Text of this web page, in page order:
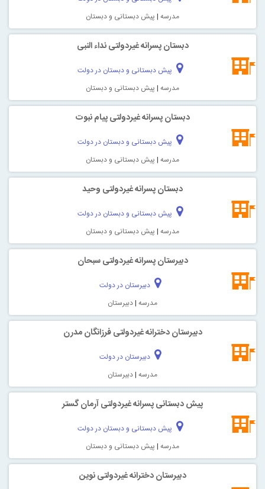
مدرسه | پیش دبستانی و دبستان
دبستان پسرانه غیردولتی نداء النبی
پیش دبستانی و دبستان در دولت
مدرسه | پیش دبستانی و دبستان
دبستان پسرانه غیردولتی پیام نبوت
پیش دبستانی و دبستان در دولت
مدرسه | پیش دبستانی و دبستان
دبستان پسرانه غیردولتی وحید
پیش دبستانی و دبستان در دولت
مدرسه | پیش دبستانی و دبستان
دبیرستان پسرانه غیردولتی سبحان
دبیرستان در دولت
مدرسه |دبیرستان
دبیرستان دخترانه غیردولتی فرزانگان مدرن
دبیرستان در دولت
مدرسه |دبیرستان
پیش دبستانی پسرانه غیردولتی آرمان گستر
پیش دبستانی و دبستان در دولت
مدرسه | پیش دبستانی و دبستان
دبیرستان دخترانه غیردولتی نوین